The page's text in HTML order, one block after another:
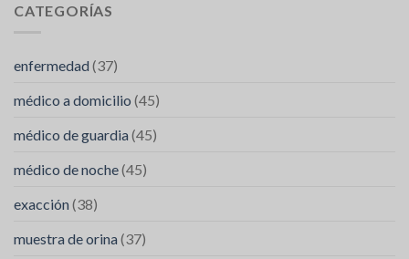
CATEGORÍAS
enfermedad (37)
médico a domicilio (45)
médico de guardia (45)
médico de noche(45)
exacción (38)
muestra de orina (37)